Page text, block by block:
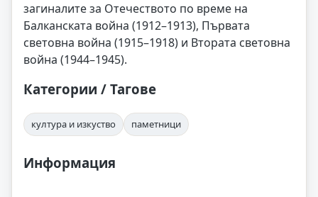
загиналите за Отечеството по време на
Балканската война (1912–1913), Първата
световна война (1915–1918) и Втората световна
война (1944–1945).
Категории / Тагове
култура и изкуство паметници
Информация